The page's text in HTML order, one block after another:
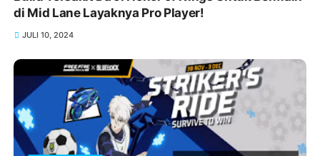
di Mid Lane Layaknya Pro Player!
JULI 10, 2024